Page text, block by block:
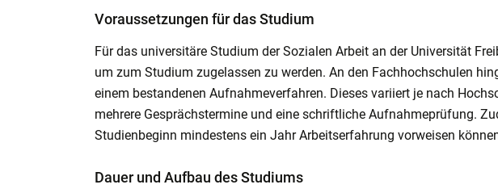
Voraussetzungen für das Studium
Für das universitäre Studium der Sozialen Arbeit an der Universität
um zum Studium zugelassen zu werden. An den Fachhochschulen
einem bestandenen Aufnahmeverfahren. Dieses variiert je nach
mehrere Gesprächstermine und eine schriftliche Aufnahmeprüfung.
Studienbeginn mindestens ein Jahr Arbeitserfahrung vorweisen
Dauer und Aufbau des Studiums